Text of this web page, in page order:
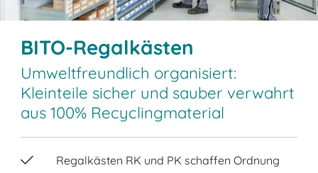
BITO-Regalkästen
Umweltfreundlich organisiert:
Kleinteile sicher und sauber verwahrt
aus 100% Recyclingmaterial
Regalkästen RK und PK schaffen Ordnung